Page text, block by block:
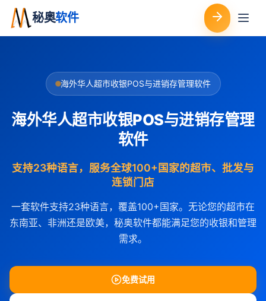
秘奥软件
海外华人超市收银POS与进销存管理软件
海外华人超市收银POS与进销存管理
软件
支持23种语言，服务全球100+国家的超市、批发与
连锁门店
一套软件支持23种语言，覆盖100+国家。无论您的超市在
东南亚、非洲还是欧美，秘奥软件都能满足您的收银和管理
需求。
免费试用